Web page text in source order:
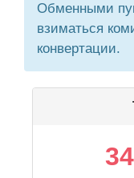
Обменными
взиматься
конвертации.